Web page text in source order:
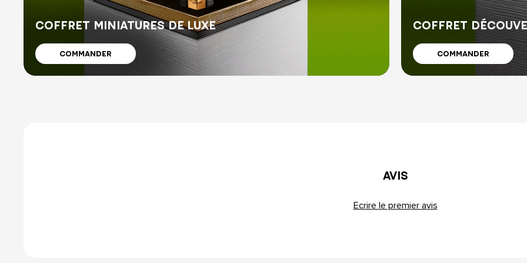
COFFRET MINIATURES DE LUXE
COMMANDER
COFFRET
COMMANDER
AVIS
Ecrire le premier avis